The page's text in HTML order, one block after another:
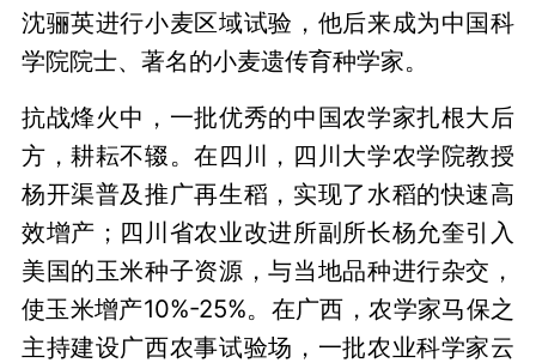
沈骊英进行小麦区域试验，他后来成为中国科
学院院士、著名的小麦遗传育种学家。
抗战烽火中，一批优秀的中国农学家扎根大后
方，耕耘不辍。在四川，四川大学农学院教授
杨开渠普及推广再生稻，实现了水稻的快速高
效增产；四川省农业改进所副所长杨允奎引入
美国的玉米种子资源，与当地品种进行杂交，
使玉米增产10%-25%。在广西，农学家马保之
主持建设广西农事试验场，一批农业科学家云